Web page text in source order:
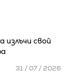
свой
31 / 07 / 2026